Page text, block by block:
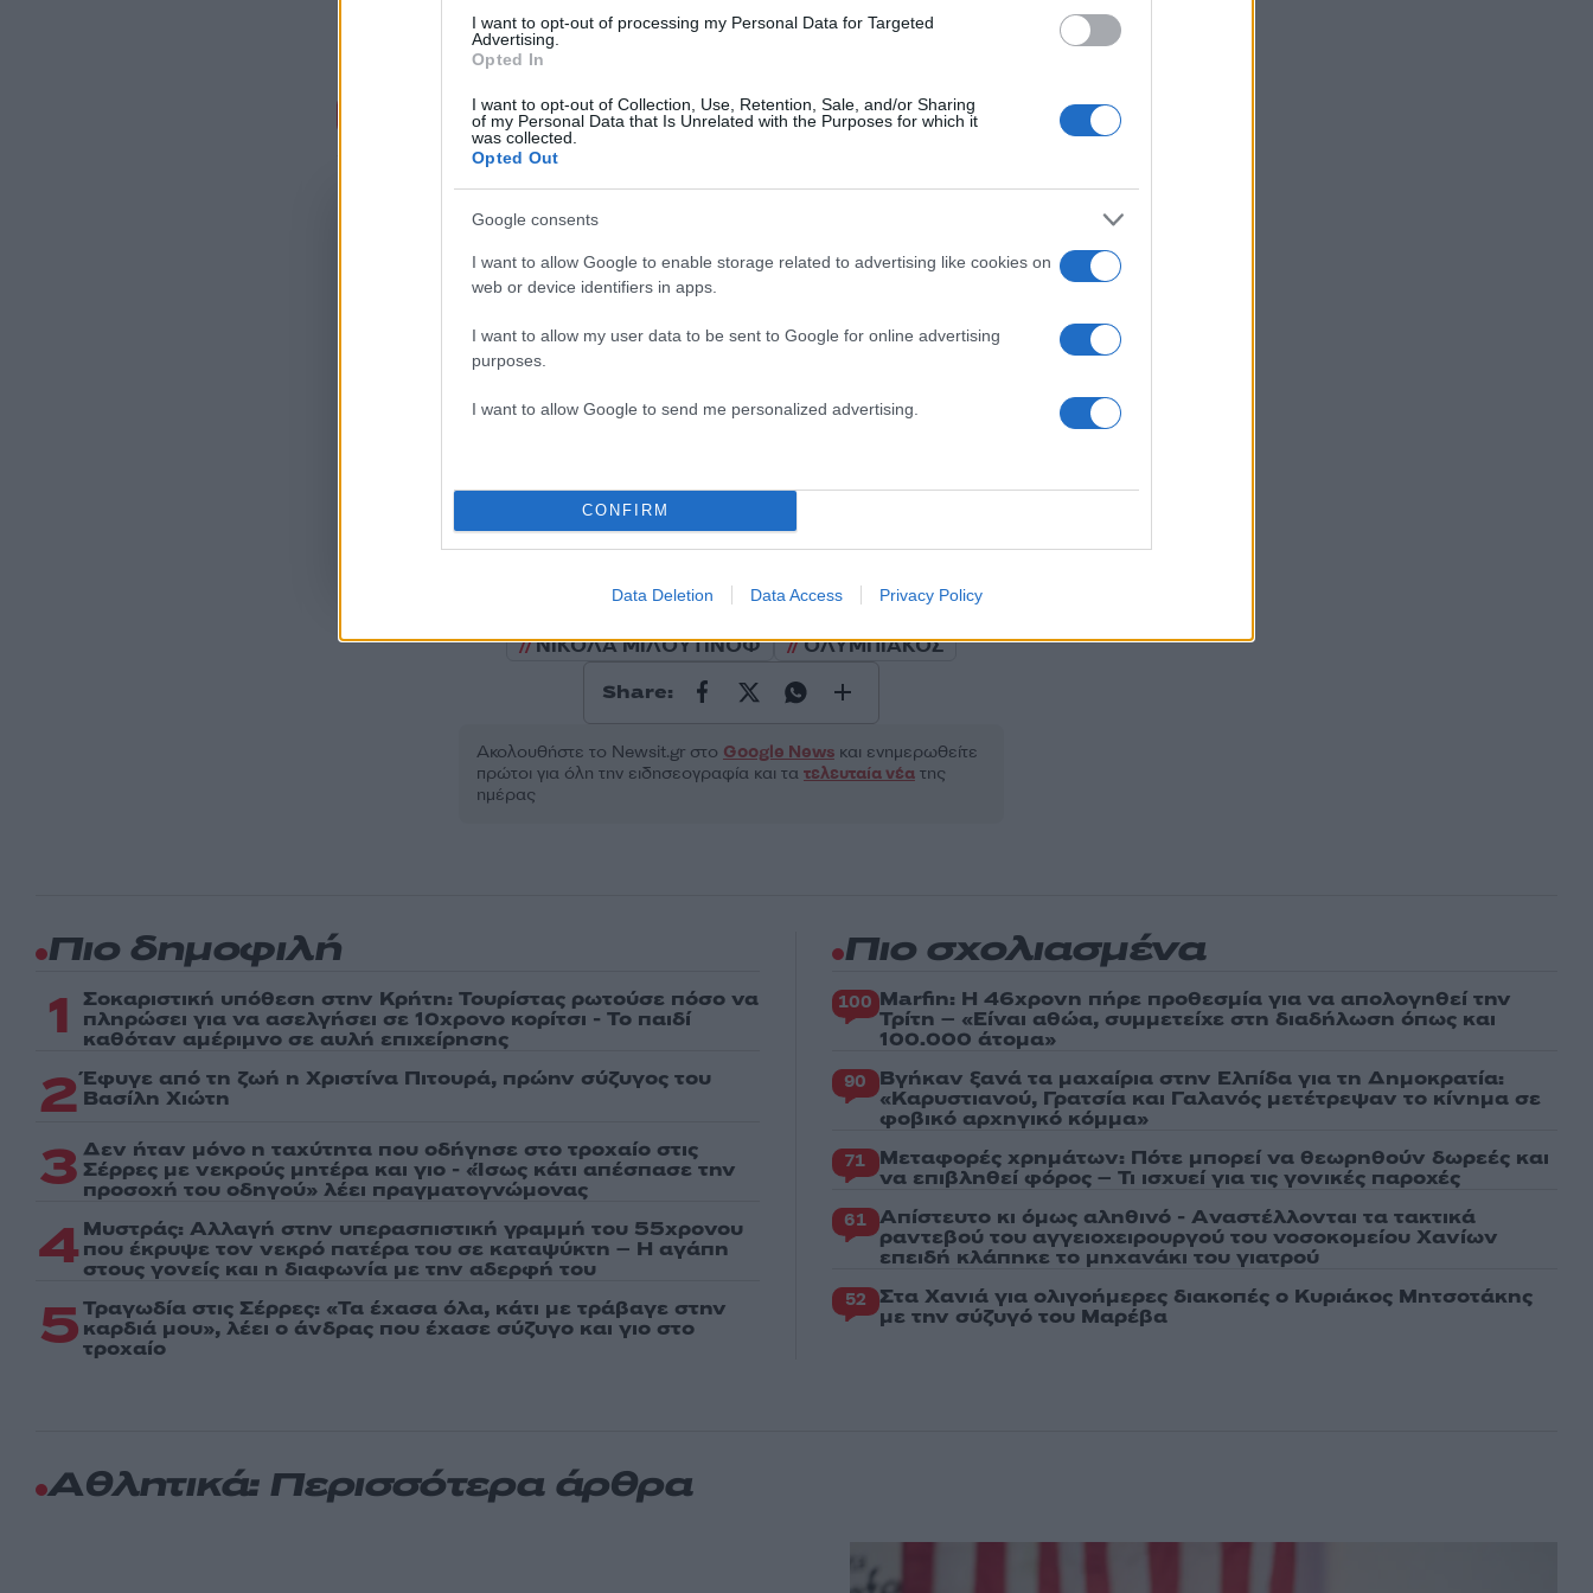
I want to opt-out of processing my Personal Data for Targeted
Advertising.
Opted In
I want to opt-out of Collection, Use, Retention, Sale, and/or Sharing
of my Personal Data that Is Unrelated with the Purposes for which it
was collected.
Opted Out
Google consents
I want to allow Google to enable storage related to advertising like cookies on
web or device identifiers in apps.
I want to allow my user data to be sent to Google for online advertising
purposes.
I want to allow Google to send me personalized advertising.
CONFIRM
Data Deletion Data Access Privacy Policy
Σχόλια
50 /50
Υποβολή σχολίου
ΝΙΚΟΛΑ ΜΙΛΟΥΤΙΝΟΦ
ΟΛΥΜΠΙΑΚΟΣ
Share:
Ακολουθήστε το Νewsit.gr στο Google Newsκαι ενημερωθείτε
πρώτοι για όλη την ειδησεογραφία και τα τελευταία νέατης
ημέρας
Πιο δημοφιλή
1 Σοκαριστική υπόθεση στην Κρήτη: Τουρίστας ρωτούσε πόσο να
πληρώσει για να ασελγήσει σε 10χρονο κορίτσι - Το παιδί
καθόταν αμέριμνο σε αυλή επιχείρησης
2 Έφυγε από τη ζωή η Χριστίνα Πιτουρά, πρώην σύζυγος του
Βασίλη Χιώτη
3 Δεν ήταν μόνο η ταχύτητα που οδήγησε στο τροχαίο στις
Σέρρες με νεκρούς μητέρα και γιο - «Ίσως κάτι απέσπασε την
προσοχή του οδηγού» λέει πραγματογνώμονας
4 Μυστράς: Αλλαγή στην υπερασπιστική γραμμή του 55χρονου
που έκρυψε τον νεκρό πατέρα του σε καταψύκτη – Η αγάπη
στους γονείς και η διαφωνία με την αδερφή του
5Τραγωδία στις Σέρρες: «Τα έχασα όλα, κάτι με τράβαγε στην
καρδιά μου», λέει ο άνδρας που έχασε σύζυγο και γιο στο
τροχαίο
Πιο σχολιασμένα
100 Marfin: Η 46χρονη πήρε προθεσμία για να απολογηθεί την
Τρίτη – «Είναι αθώα, συμμετείχε στη διαδήλωση όπως και
100.000 άτομα»
90 Βγήκαν ξανά τα μαχαίρια στην Ελπίδα για τη Δημοκρατία:
«Καρυστιανού, Γρατσία και Γαλανός μετέτρεψαν το κίνημα σε
φοβικό αρχηγικό κόμμα»
71 Μεταφορές χρημάτων: Πότε μπορεί να θεωρηθούν δωρεές και
να επιβληθεί φόρος – Τι ισχυεί για τις γονικές παροχές
61 Απίστευτο κι όμως αληθινό - Aναστέλλονται τα τακτικά
ραντεβού του αγγειοχειρουργού του νοσοκομείου Χανίων
επειδή κλάπηκε το μηχανάκι του γιατρού
52 Στα Χανιά για ολιγοήμερες διακοπές ο Κυριάκος Μητσοτάκης
με την σύζυγό του Μαρέβα
Αθλητικά: Περισσότερα άρθρα